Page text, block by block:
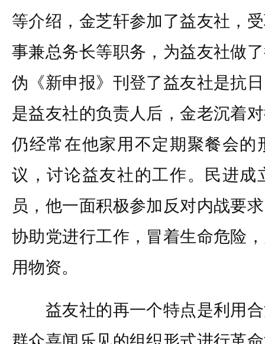
等介绍，金芝轩参加了益友社，
事兼总务长等职务，为益友社做
伪《新申报》刊登了益友社是抗
是益友社的负责人后，金老沉着
仍经常在他家用不定期聚餐会的
议，讨论益友社的工作。民进成
员，他一面积极参加反对内战要
协助党进行工作，冒着生命危险
用物资。
益友社的再一个特点是利用合